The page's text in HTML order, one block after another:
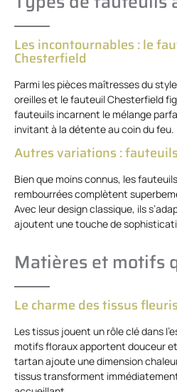
Les incontournables : le
Chesterfield
Parmi les pièces maîtresses du
oreilles et le fauteuil Chesterfield
fauteuils incarnent le mélange
invitant à la détente au coin du feu.
Autres variations :
Bien que moins connus, les
rembourrées complètent
Avec leur design classique, ils
ajoutent une touche de
Matières et motifs
Le charme des tissus
Les tissus jouent un rôle clé dans
motifs floraux apportent douceur
tartan ajoute une dimension
tissus transforment